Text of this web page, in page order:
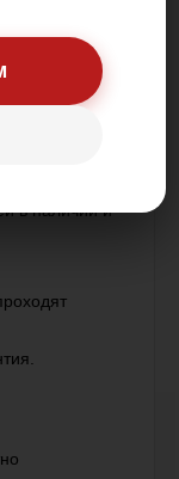
.
в наличии и